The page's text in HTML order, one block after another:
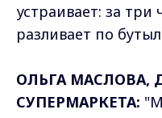
устраивает: за
разливает по
ОЛЬГА МАСЛОВА,
СУПЕРМАРКЕТА: